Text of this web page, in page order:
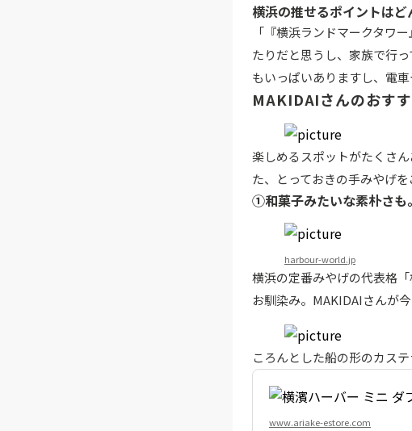
横浜の推せるポイントはど
「『横浜ランドマークタワ
たりだと思うし、家族で行
もいっぱいありますし、電
MAKIDAIさんのおす
楽しめるスポットがたくさ
た、とっておきの手みやげを
①和菓子みたいな素朴さも
harbour-world.jp
横浜の定番みやげの代表格
お馴染み。MAKIDAIさんが
ころんとした船の形のカス
www.ariake-estore.com